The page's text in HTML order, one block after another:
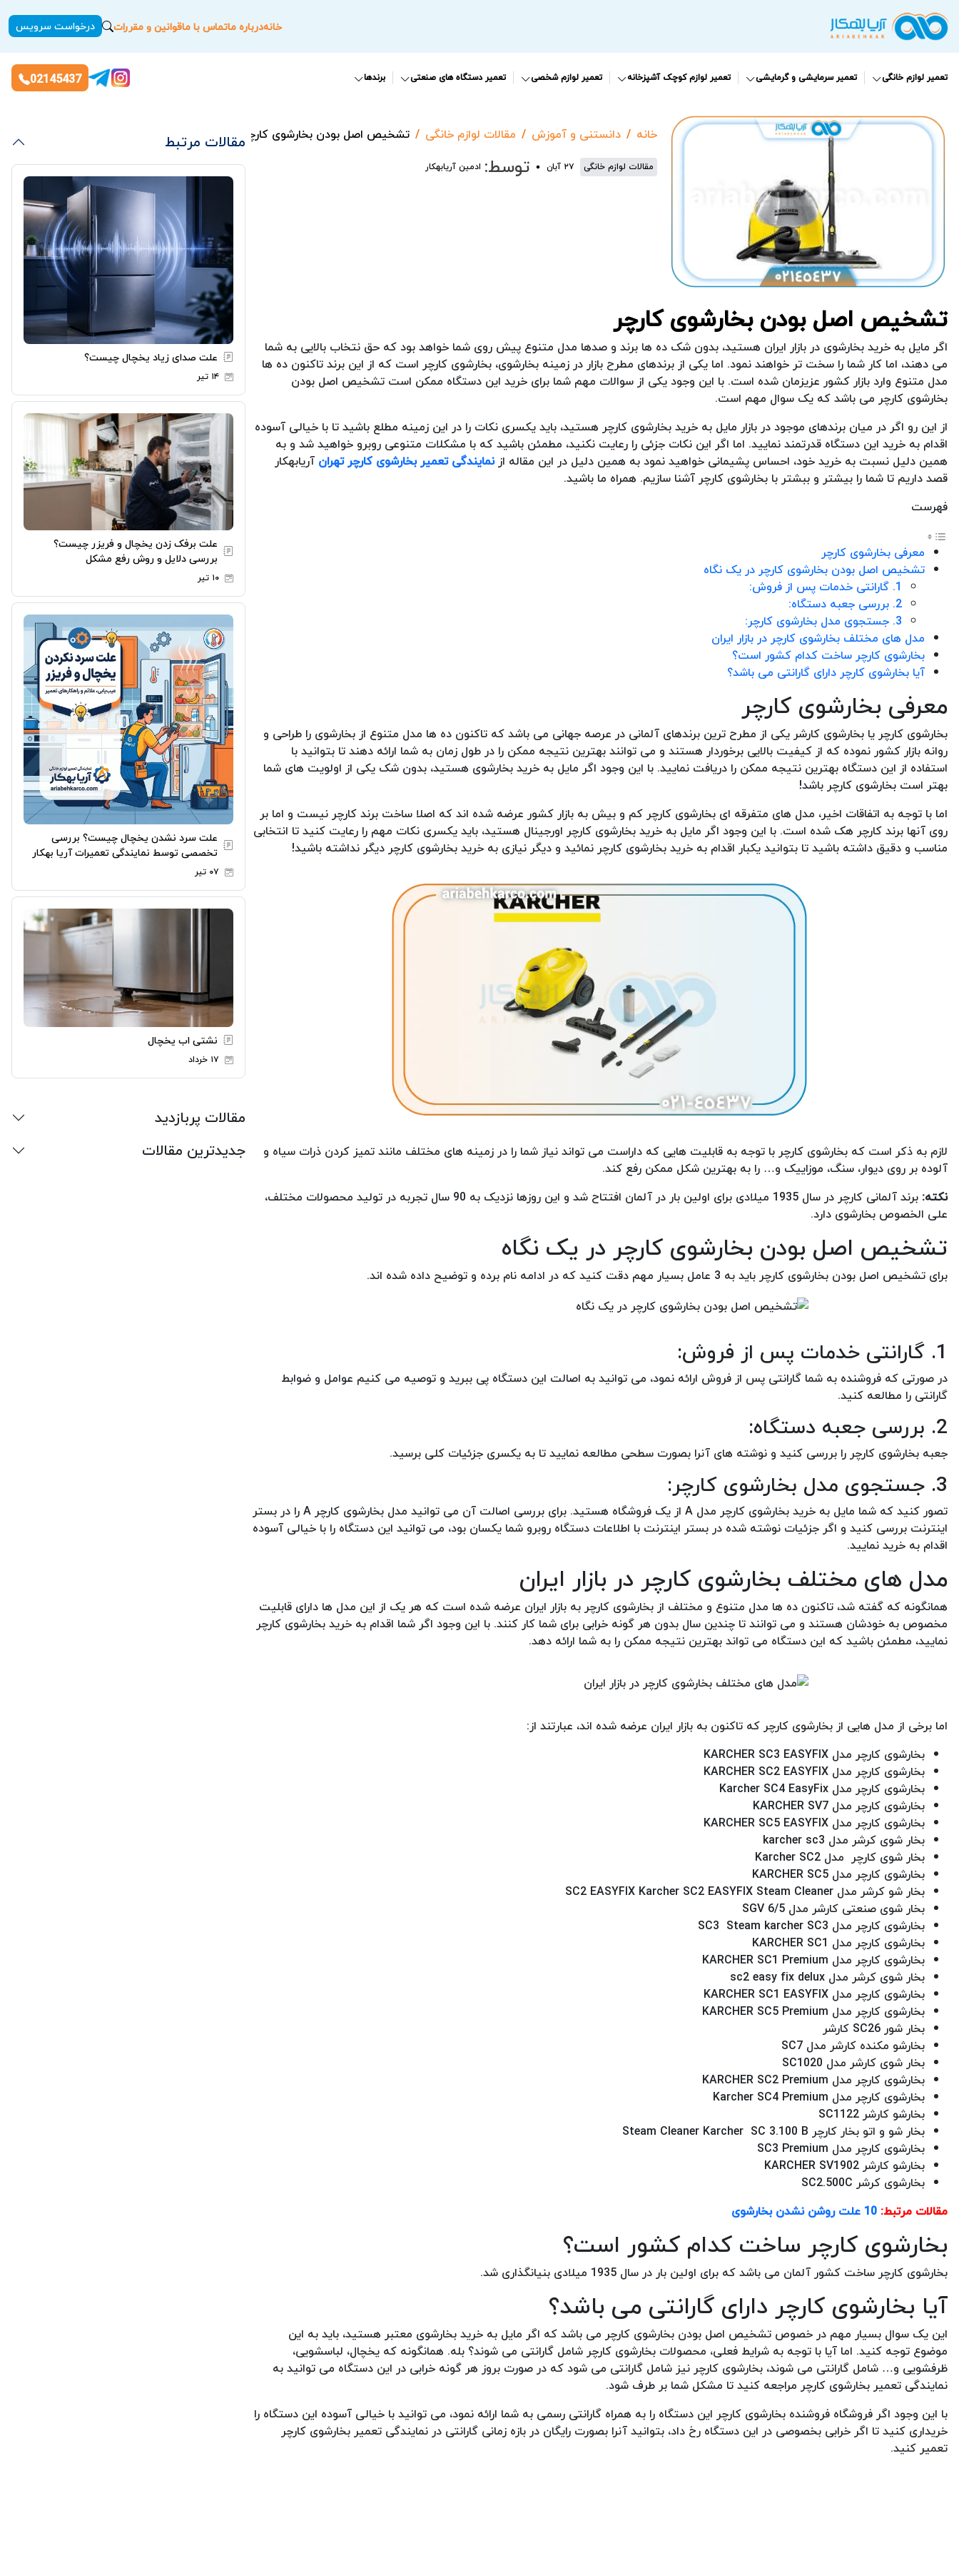
خانهدرباره ماتماس با ماقوانین و مقررات درخواست سرویس
تعمیر لوازم خانگی تعمیر سرمایشی و گرمایشی تعمیر لوازم کوچک آشپزخانه تعمیر لوازم شخصی تعمیر دستگاه های صنعتی برندها 02145437
خانه دانستنی و آموزش مقالات لوازم خانگی تشخیص اصل بودن بخارشوی کارچر
مقالات لوازم خانگی ۲۷ آبان توسط: ادمین آریابهکار
تشخیص اصل بودن بخارشوی کارچر
اگر مایل به خرید بخارشوی در بازار ایران هستید، بدون شک ده ها برند و صدها مدل متنوع پیش روی شما خواهد بود که حق نتخاب بالایی به شما
می دهند، اما کار شما را سخت تر خواهند نمود. اما یکی از برندهای مطرح بازار در زمینه بخارشوی، بخارشوی کارچر است که از این برند تاکنون ده ها
مدل متنوع وارد بازار کشور عزیزمان شده است. با این وجود یکی از سوالات مهم شما برای خرید این دستگاه ممکن است تشخیص اصل بودن
بخارشوی کارچر می باشد که یک سوال مهم است.
از این رو اگر در میان برندهای موجود در بازار مایل به خرید بخارشوی کارچر هستید، باید یکسری نکات را در این زمینه مطلع باشید تا با خیالی آسوده
اقدام به خرید این دستگاه قدرتمند نمایید. اما اگر این نکات جزئی را رعایت نکنید، مطمئن باشید که با مشکلات متنوعی روبرو خواهید شد و به
همین دلیل نسبت به خرید خود، احساس پشیمانی خواهید نمود به همین دلیل در این مقاله ازنمایندگی تعمیر بخارشوی کارچر تهران آریابهکار
قصد داریم تا شما را بیشتر و ببشتر با بخارشوی کارچر آشنا سازیم. همراه ما باشید.
فهرست
معرفی بخارشوی کارچر
تشخیص اصل بودن بخارشوی کارچر در یک نگاه
1. گارانتی خدمات پس از فروش:
2. بررسی جعبه دستگاه:
3. جستجوی مدل بخارشوی کارچر:
مدل های مختلف بخارشوی کارچر در بازار ایران
بخارشوی کارچر ساخت کدام کشور است؟
آیا بخارشوی کارچر دارای گارانتی می باشد؟
معرفی بخارشوی کارچر
بخارشوی کارچر یا بخارشوی کارشر یکی از مطرح ترین برندهای آلمانی در عرصه جهانی می باشد که تاکنون ده ها مدل متنوع از بخارشوی را طراحی و
روانه بازار کشور نموده که از کیفیت بالایی برخوردار هستند و می توانند بهترین نتیجه ممکن را در طول زمان به شما ارائه دهند تا بتوانید با
استفاده از این دستگاه بهترین نتیجه ممکن را دریافت نمایید. با این وجود اگر مایل به خرید بخارشوی هستید، بدون شک یکی از اولویت های شما
بهتر است بخارشوی کارچر باشد!
اما با توجه به اتفاقات اخیر، مدل های متفرقه ای بخارشوی کارچر کم و بیش به بازار کشور عرضه شده اند که اصلا ساخت برند کارچر نیست و اما بر
روی آنها برند کارچر هک شده است. با این وجود اگر مایل به خرید بخارشوی کارچر اورجینال هستید، باید یکسری نکات مهم را رعایت کنید تا انتخابی
مناسب و دقیق داشته باشید تا بتوانید یکبار اقدام به خرید بخارشوی کارچر نمائید و دیگر نیازی به خرید بخارشوی کارچر دیگر نداشته باشید!
لازم به ذکر است که بخارشوی کارچر با توجه به قابلیت هایی که داراست می تواند نیاز شما را در زمینه های مختلف مانند تمیز کردن ذرات سیاه و
آلوده بر روی دیوار، سنگ، موزاییک و… را به بهترین شکل ممکن رفع کند.
نکته:
برند آلمانی کارچر در سال 1935 میلادی برای اولین بار در آلمان افتتاح شد و این روزها نزدیک به 90 سال تجربه در تولید محصولات مختلف،
علی الخصوص بخارشوی دارد.
تشخیص اصل بودن بخارشوی کارچر در یک نگاه
برای تشخیص اصل بودن بخارشوی کارچر باید به 3 عامل بسیار مهم دقت کنید که در ادامه نام برده و توضیح داده شده اند.
1. گارانتی خدمات پس از فروش:
در صورتی که فروشنده به شما گارانتی پس از فروش ارائه نمود، می توانید به اصالت این دستگاه پی ببرید و توصیه می کنیم عوامل و ضوابط
گارانتی را مطالعه کنید.
2. بررسی جعبه دستگاه:
جعبه بخارشوی کارچر را بررسی کنید و نوشته های آنرا بصورت سطحی مطالعه نمایید تا به یکسری جزئیات کلی برسید.
3. جستجوی مدل بخارشوی کارچر:
تصور کنید که شما مایل به خرید بخارشوی کارچر مدل A از یک فروشگاه هستید. برای بررسی اصالت آن می توانید مدل بخارشوی کارچر A را در بستر
اینترنت بررسی کنید و اگر جزئیات نوشته شده در بستر اینترنت با اطلاعات دستگاه روبرو شما یکسان بود، می توانید این دستگاه را با خیالی آسوده
اقدام به خرید نمایید.
مدل های مختلف بخارشوی کارچر در بازار ایران
همانگونه که گفته شد، تاکنون ده ها مدل متنوع و مختلف از بخارشوی کارچر به بازار ایران عرضه شده است که هر یک از این مدل ها دارای قابلیت
مخصوص به خودشان هستند و می توانند تا چندین سال بدون هر گونه خرابی برای شما کار کنند. با این وجود اگر شما اقدام به خرید بخارشوی کارچر
نمایید، مطمئن باشید که این دستگاه می تواند بهترین نتیجه ممکن را به شما ارائه دهد.
اما برخی از مدل هایی از بخارشوی کارچر که تاکنون به بازار ایران عرضه شده اند، عبارتند از:
بخارشوی کارچر مدل KARCHER SC3 EASYFIX
بخارشوی کارچر مدل KARCHER SC2 EASYFIX
بخارشوی کارچر مدل Karcher SC4 EasyFix
بخارشوی کارچر مدل KARCHER SV7
بخارشوی کارچر مدل KARCHER SC5 EASYFIX
بخار شوی کرشر مدل karcher sc3
بخار شوی کارچر مدل Karcher SC2
بخارشوی کارچر مدل KARCHER SC5
بخار شو کرشر مدل SC2 EASYFIX Karcher SC2 EASYFIX Steam Cleaner
بخار شوی صنعتی کارشر مدل SGV 6/5
بخارشوی کارچر مدل SC3 Steam karcher SC3
بخارشوی کارچر مدل KARCHER SC1
بخارشوی کارچر مدل KARCHER SC1 Premium
بخار شوی کرشر مدل sc2 easy fix delux
بخارشوی کارچر مدل KARCHER SC1 EASYFIX
بخارشوی کارچر مدل KARCHER SC5 Premium
بخار شور SC26 کارشر
بخارشو مکنده کارشر مدل SC7
بخار شوی کارشر مدل SC1020
بخارشوی کارچر مدل KARCHER SC2 Premium
بخارشوی کارچر مدل Karcher SC4 Premium
بخارشو کارشر SC1122
بخار شو و اتو بخار کارچر Steam Cleaner Karcher SC 3.100 B
بخارشوی کارچر مدل SC3 Premium
بخارشو کارشر KARCHER SV1902
بخارشوی کرشر SC2.500C
مقالات مرتبط: 10 علت روشن نشدن بخارشوی
بخارشوی کارچر ساخت کدام کشور است؟
بخارشوی کارچر ساخت کشور آلمان می باشد که برای اولین بار در سال 1935 میلادی بنیانگذاری شد.
آیا بخارشوی کارچر دارای گارانتی می باشد؟
این یک سوال بسیار مهم در خصوص تشخیص اصل بودن بخارشوی کارچر می باشد که اگر مایل به خرید بخارشوی معتبر هستید، باید به این
موضوع توجه کنید. اما آیا با توجه به شرایط فعلی، محصولات بخارشوی کارچر شامل گارانتی می شوند؟ بله. همانگونه که یخچال، لباسشویی،
ظرفشویی و… شامل گارانتی می شوند، بخارشوی کارچر نیز شامل گارانتی می شود که در صورت بروز هر گونه خرابی در این دستگاه می توانید به
نمایندگی تعمیر بخارشوی کارچر مراجعه کنید تا مشکل شما بر طرف شود.
با این وجود اگر فروشگاه فروشنده بخارشوی کارچر این دستگاه را به همراه گارانتی رسمی به شما ارائه نمود، می توانید با خیالی آسوده این دستگاه را
خریداری کنید تا اگر خرابی بخصوصی در این دستگاه رخ داد، بتوانید آنرا بصورت رایگان در بازه زمانی گارانتی در نمایندگی تعمیر بخارشوی کارچر
تعمیر کنید.
مقالات مرتبط
علت صدای زیاد یخچال چیست؟
۱۴ تیر
علت برفک زدن یخچال و فریزر چیست؟
بررسی دلایل و روش رفع مشکل
۱۰ تیر
علت سرد نشدن یخچال چیست؟ بررسی
تخصصی توسط نمایندگی تعمیرات آریا بهکار
۰۷ تیر
نشتی اب یخچال
۱۷ خرداد
مقالات پربازدید
جدیدترین مقالات